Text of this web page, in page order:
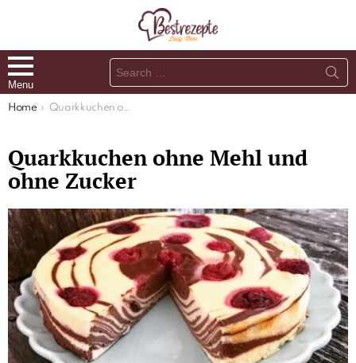
Menu
Search
for:
You are here:
Home Quarkkuchen ohne Mehl und ohne Zucker
Quarkkuchen ohne Mehl und
ohne Zucker